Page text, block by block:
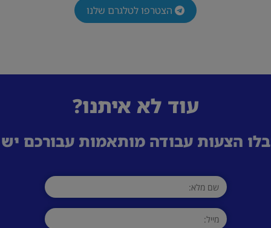
הצטרפו לטלגרם שלנו
עוד לא איתנו?
הצעות עבודה מותאמות עבורכם